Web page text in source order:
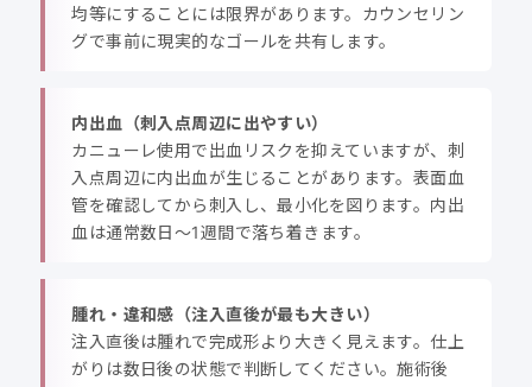
均等にすることには限界があります。カウンセリン
グで事前に現実的なゴールを共有します。
内出血（刺入点周辺に出やすい）
カニューレ使用で出血リスクを抑えていますが、刺
入点周辺に内出血が生じることがあります。表面血
管を確認してから刺入し、最小化を図ります。内出
血は通常数日〜1週間で落ち着きます。
腫れ・違和感（注入直後が最も大きい）
注入直後は腫れで完成形より大きく見えます。仕上
がりは数日後の状態で判断してください。施術後